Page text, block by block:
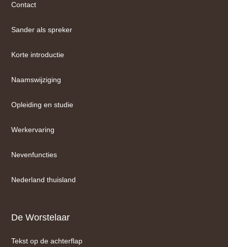
Contact
Sander als spreker
Korte introductie
Naamswijziging
Opleiding en studie
Werkervaring
Nevenfuncties
Nederland thuisland
De Worstelaar
Tekst op de achterflap